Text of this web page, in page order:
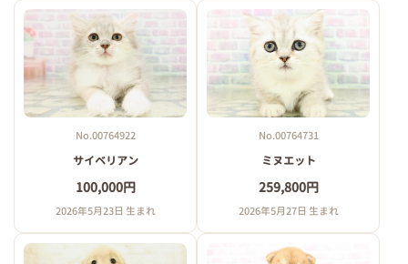
No.00764922
サイベリアン
100,000円
2026年5月23日 生まれ
No.00764731
ミヌエット
259,800円
2026年5月27日 生まれ